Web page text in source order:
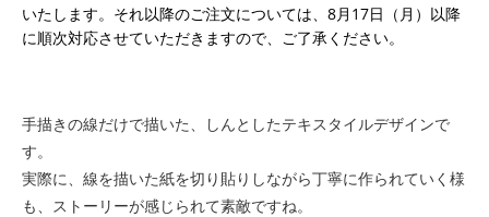
いたします。それ以降のご注文については、8月17日（月）以降
に順次対応させていただきますので、ご了承ください。
手描きの線だけで描いた、しんとしたテキスタイルデザインで
す。
実際に、線を描いた紙を切り貼りしながら丁寧に作られていく様
も、ストーリーが感じられて素敵ですね。